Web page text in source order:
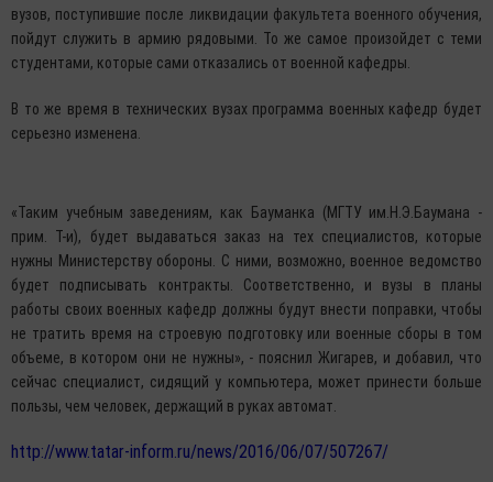
вузов, поступившие после ликвидации факультета военного обучения,
пойдут служить в армию рядовыми. То же самое произойдет с теми
студентами, которые сами отказались от военной кафедры.
В то же время в технических вузах программа военных кафедр будет
серьезно изменена.
«Таким учебным заведениям, как Бауманка (МГТУ им.Н.Э.Баумана -
прим. Т-и), будет выдаваться заказ на тех специалистов, которые
нужны Министерству обороны. С ними, возможно, военное ведомство
будет подписывать контракты. Соответственно, и вузы в планы
работы своих военных кафедр должны будут внести поправки, чтобы
не тратить время на строевую подготовку или военные сборы в том
объеме, в котором они не нужны», - пояснил Жигарев, и добавил, что
сейчас специалист, сидящий у компьютера, может принести больше
пользы, чем человек, держащий в руках автомат.
http://www.tatar-inform.ru/news/2016/06/07/507267/